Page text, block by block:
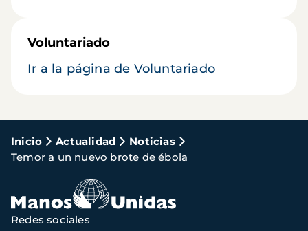
Voluntariado
Ir a la página de Voluntariado
Ruta
de
navegación
Inicio Actualidad
Noticias
Temor a un nuevo brote de ébola
Redes sociales